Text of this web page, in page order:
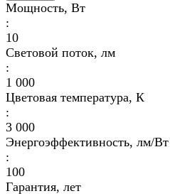
Мощность, Вт
:
10
Световой поток, лм
:
1 000
Цветовая температура, К
:
3 000
Энергоэффективность, лм/Вт
:
100
Гарантия, лет